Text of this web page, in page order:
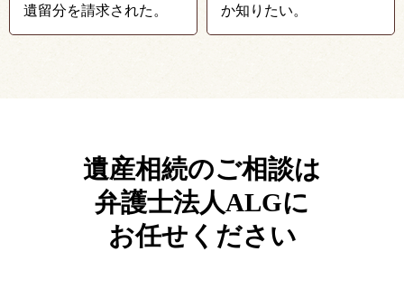
遺留分を請求された。
か知りたい。
遺産相続のご相談は
弁護士法人ALGに
お任せください